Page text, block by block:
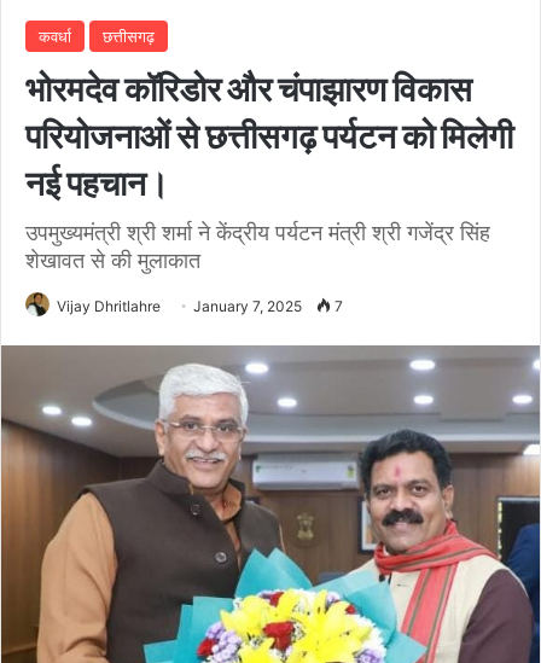
कवर्धा छत्तीसगढ़
भोरमदेव कॉरिडोर और चंपाझारण विकास
परियोजनाओं से छत्तीसगढ़ पर्यटन को मिलेगी
नई पहचान।
उपमुख्यमंत्री श्री शर्मा ने केंद्रीय पर्यटन मंत्री श्री गजेंद्र सिंह
शेखावत से की मुलाकात
Vijay Dhritlahre January 7, 2025 7